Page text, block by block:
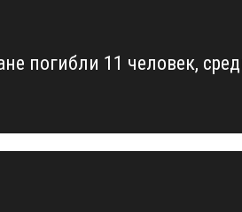
погибли 11 человек,